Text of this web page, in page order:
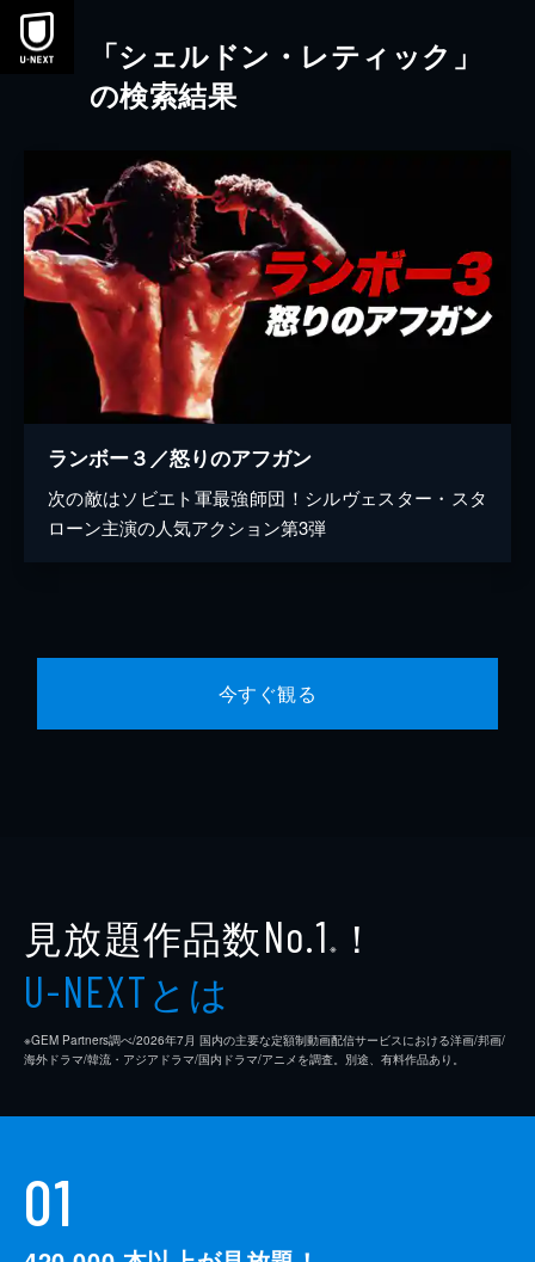
本文へスキップ
「シェルドン・レティック」
の検索結果
ランボー３／怒りのアフガン
次の敵はソビエト軍最強師団！シルヴェスター・スタ
ローン主演の人気アクション第3弾
今すぐ観る
見放題作品数No.1 ※ ！
U-NEXTとは
※GEM Partners調べ/2026年7⽉ 国内の主要な定額制動画配信サービスにおける洋画/邦画/
海外ドラマ/韓流・アジアドラマ/国内ドラマ/アニメを調査。別途、有料作品あり。
01